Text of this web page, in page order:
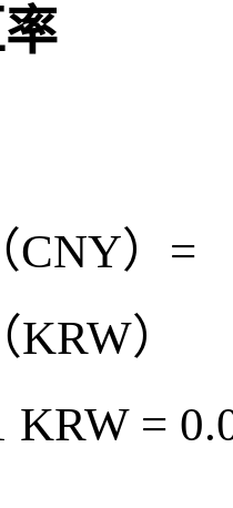
CNY）=
）
KRW =